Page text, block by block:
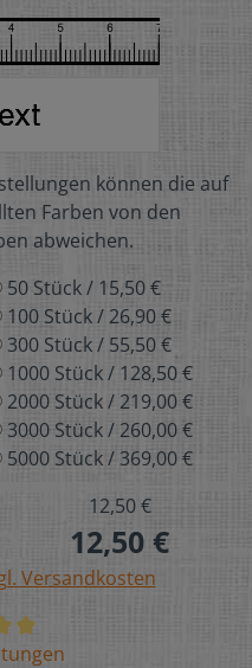
können die auf
Farben von den
abweichen.
50 Stück / 15,50 €
100 Stück / 26,90 €
300 Stück / 55,50 €
1000 Stück / 128,50 €
2000 Stück / 219,00 €
3000 Stück / 260,00 €
5000 Stück / 369,00 €
12,50 €
12,50 €
Versandkosten